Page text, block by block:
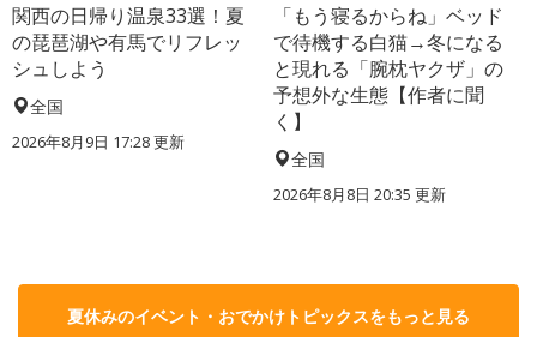
関西の日帰り温泉33選！夏
の琵琶湖や有馬でリフレッ
シュしよう
全国
2026年8月9日 17:28更新
「もう寝るからね」ベッド
で待機する白猫→冬になる
と現れる「腕枕ヤクザ」の
予想外な生態【作者に聞
く】
全国
2026年8月8日 20:35 更新
夏休みのイベント・おでかけトピックスをもっと見る